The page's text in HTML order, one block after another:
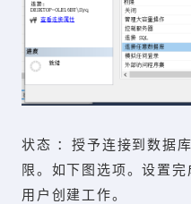
状态 ：授予连接到数据
限。如下图选项。设置
用户创建工作。